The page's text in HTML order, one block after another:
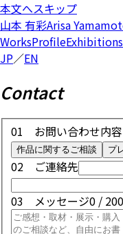
本文へスキップ
山本 有彩Arisa
WorksProfileExhibitions
JP／EN
Contact
01 お問い合わせ内
作品に関するご相談 プ
02 ご連絡先
03 メッセージ0 /